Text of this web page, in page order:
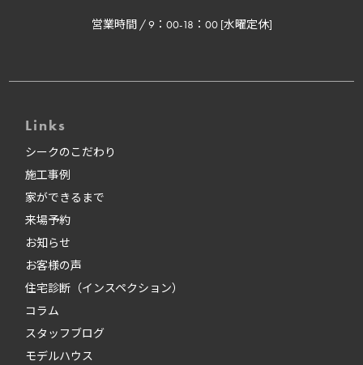
営業時間 / 9：00-18：00 [水曜定休]
Links
シークのこだわり
施工事例
家ができるまで
来場予約
お知らせ
お客様の声
住宅診断（インスペクション）
コラム
スタッフブログ
モデルハウス